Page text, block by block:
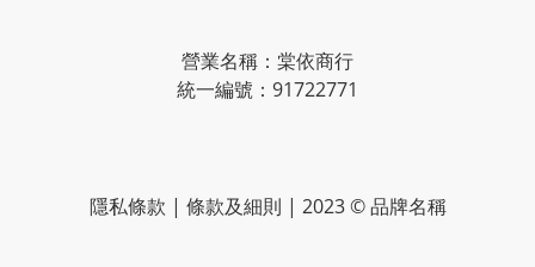
營業名稱：棠依商行
統一編號：91722771
隱私條款 | 條款及細則 | 2023 © 品牌名稱